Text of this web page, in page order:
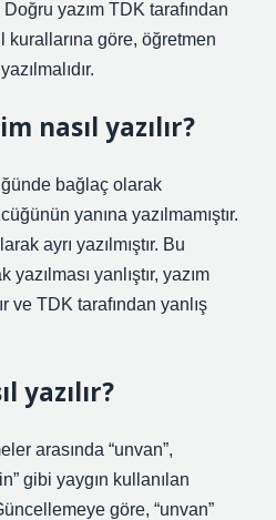
yazım TDK tarafından
kurallarına göre, öğretmen
nasıl yazılır?
bağlaç olarak
yanına yazılmamıştır.
ayrı yazılmıştır. Bu
yanlıştır, yazım
ve TDK tarafından yanlış
yazılır?
arasında “unvan”,
gibi yaygın kullanılan
göre, “unvan”